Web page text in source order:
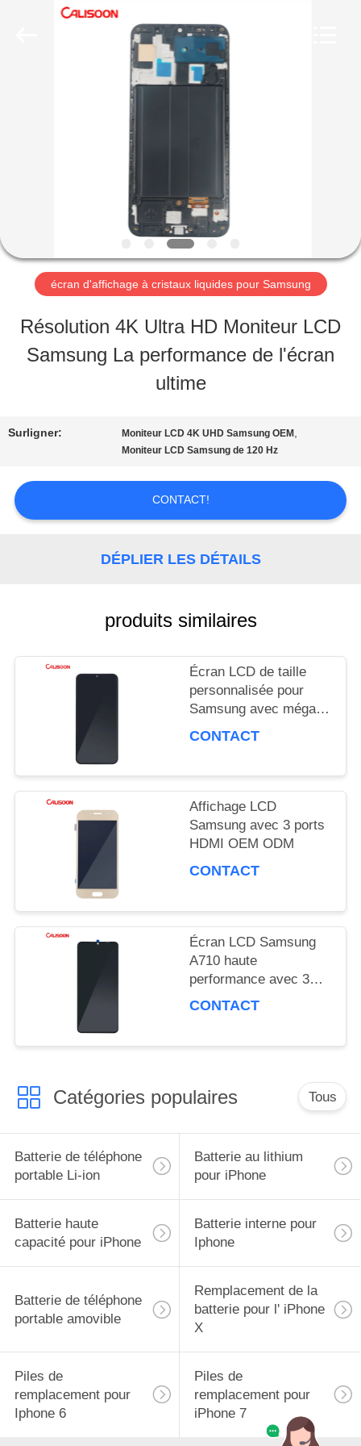
A
PROPOS
DE
NOUS
VISITE
CONTRÔLE
DEMANDE
SOUMISSION
PLAN
PRIVACY
écran d'affichage à cristaux liquides pour Samsung
Résolution 4K Ultra HD Moniteur LCD
Samsung La performance de l'écran
ultime
Surligner: Moniteur LCD 4K UHD Samsung OEM ,
Moniteur LCD Samsung de 120 Hz
CONTACT!
DÉPLIER LES DÉTAILS
produits similaires
Écran LCD de taille
personnalisée pour
Samsung avec méga
contraste et angle de
CONTACT
Affichage LCD
Samsung avec 3 ports
HDMI OEM ODM
CONTACT
Écran LCD Samsung
A710 haute
performance avec 3
ports HDMI
CONTACT
Catégories populaires Tous
Batterie de téléphone
portable Li-ion
Batterie au lithium
pour iPhone
Batterie haute
capacité pour iPhone
Batterie interne pour
Iphone
Batterie de téléphone
portable amovible
Remplacement de la
batterie pour l' iPhone
X
Piles de
remplacement pour
Iphone 6
Piles de
remplacement pour
iPhone 7